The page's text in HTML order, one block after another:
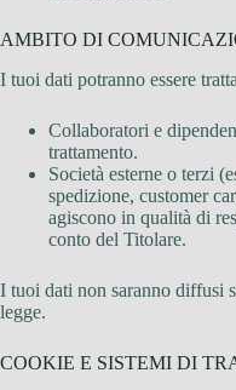
AMBITO DI
I tuoi dati potranno essere
Collaboratori e
trattamento.
Società esterne o terzi
spedizione, customer
agiscono in qualità di
conto del Titolare.
I tuoi dati non saranno diffusi
legge.
COOKIE E SISTEMI DI